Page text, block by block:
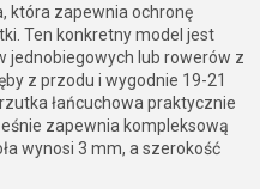
która zapewnia ochronę
Ten konkretny model jest
jednobiegowych lub rowerów z
z przodu i wygodnie 19-21
łańcuchowa praktycznie
zapewnia kompleksową
wynosi 3 mm, a szerokość